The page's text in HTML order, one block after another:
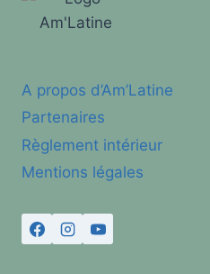
A propos d’Am’Latine
Partenaires
Règlement intérieur
Mentions légales